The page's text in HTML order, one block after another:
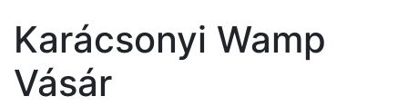
Karácsonyi Wamp
Vásár